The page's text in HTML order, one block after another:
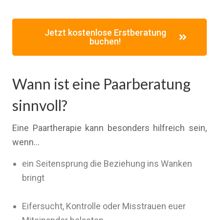
Jetzt kostenlose Erstberatung
buchen!
Wann ist eine Paarberatung
sinnvoll?
Eine Paartherapie kann besonders hilfreich sein,
wenn…
ein Seitensprung die Beziehung ins Wanken
bringt
Eifersucht, Kontrolle oder Misstrauen euer